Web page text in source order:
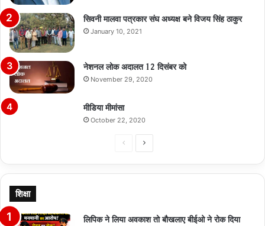
सिवनी मालवा पत्रकार संघ अध्यक्ष बने विजय सिंह ठाकुर
January 10, 2021
नेशनल लोक अदालत 12 दिसंबर को
November 29, 2020
मीडिया मीमांसा
October 22, 2020
PreviousNext
शिक्षा
लिपिक ने लिया अवकाश तो बौखलाए बीईओ ने रोक दिया